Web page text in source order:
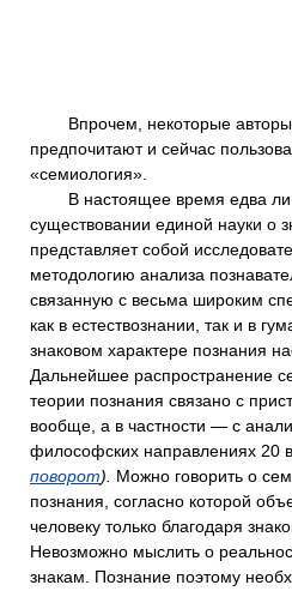
Впрочем, некоторые авторы
предпочитают и сейчас
«семиология».
В настоящее время едва ли
существовании единой науки о
представляет собой
методологию анализа
связанную с весьма широким
как в естествознании, так и в
знаковом характере познания
Дальнейшее распространение
теории познания связано с
вообще, а в частности — с
философских направлениях 20
поворот). Можно говорить о
познания, согласно которой
человеку только благодаря
Невозможно мыслить о
знакам. Познание поэтому